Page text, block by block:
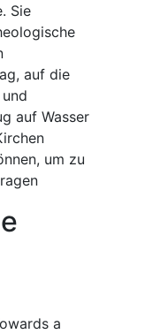
Sie
auf die
auf Wasser
um zu
a